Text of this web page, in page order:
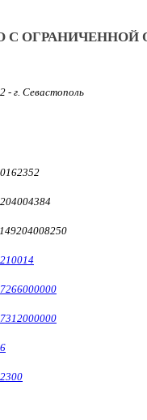
С ОГРАНИЧЕННОЙ
- г. Севастополь